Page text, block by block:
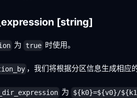
[string]
为 true 时使用。
，我们将根据分区信息生成相应
为 ${k0}=${v0}/